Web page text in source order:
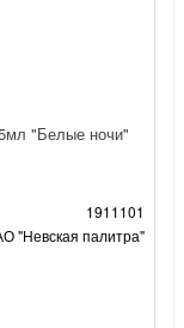
"Белые ночи"
1911101
"Невская палитра"